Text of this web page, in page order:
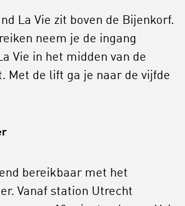
La Vie zit boven de Bijenkorf.
neem je de ingang
Vie in het midden van de
Met de lift ga je naar de vijfde
bereikbaar met het
Vanaf station Utrecht